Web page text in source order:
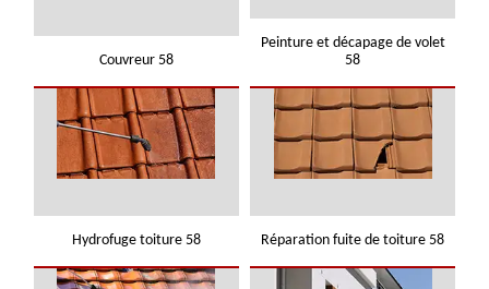
Couvreur 58
Peinture et décapage de volet
58
Hydrofuge toiture 58 Réparation fuite de toiture 58